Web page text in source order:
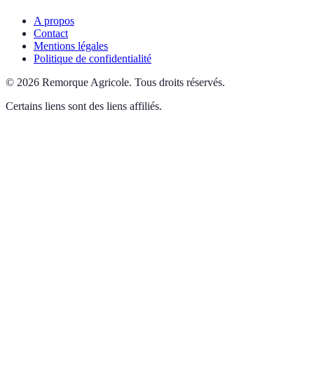
A propos
Contact
Mentions légales
Politique de confidentialité
© 2026 Remorque Agricole. Tous droits réservés.
Certains liens sont des liens affiliés.